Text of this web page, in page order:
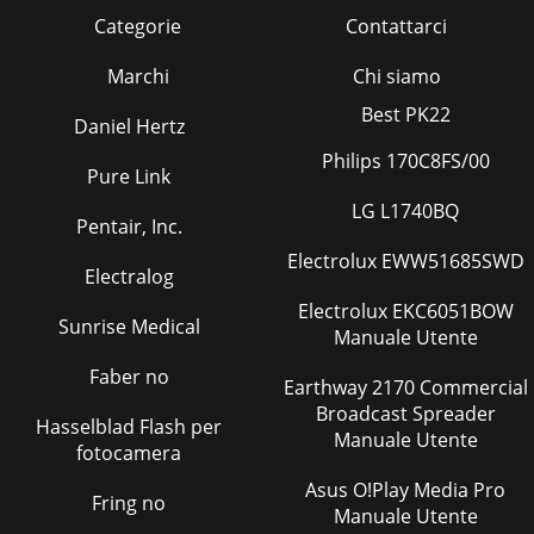
Pagina 47 - Garantie
51Andreas Gröschl (Director técnico y apoderado de
documentazione tecnica)Declaración deconformidad C
Pagina 48 - Technische Daten
conformityEG-Konfor- mitäts- erklärungVimos, por este
meio, de-clarar que oBomba de imersão p
Pagina 49 - Fehlersuche
53Grizzly Service-CenterGrizzly Servicio EspañiaAtención al
clienteServicio Hotline: 902 879 432Fax: 0049 6078 780670E-
5 IAN 57368 Grizzly Gartengeräte GmbH & Co. KG Am
Gewerbepark 2 D-64823 Groß-Umstadt Estado de las
Categorie
Marchi
Contattarci
Chi siamo
Daniel Hertz
Pure Link
Pentair, Inc.
Electralog
Sunrise Medical
Faber no
Hasselblad Flash per
fotocamera
Fring no
Best PK22
Philips 170C8FS/00
LG L1740BQ
Electrolux EWW51685SWD
Electrolux EKC6051BOW
Manuale Utente
Earthway 2170 Commercial
Broadcast Spreader
Manuale Utente
Asus O!Play Media Pro
Manuale Utente